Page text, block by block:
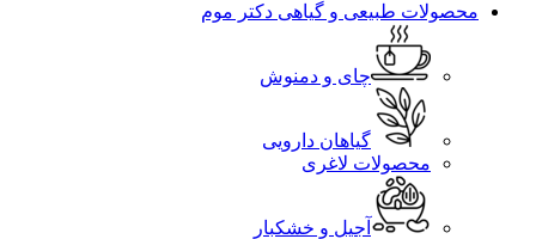
محصولات طبیعی و گیاهی دکتر موم
چای و دمنوش
گیاهان دارویی
محصولات لاغری
آجیل و خشکبار